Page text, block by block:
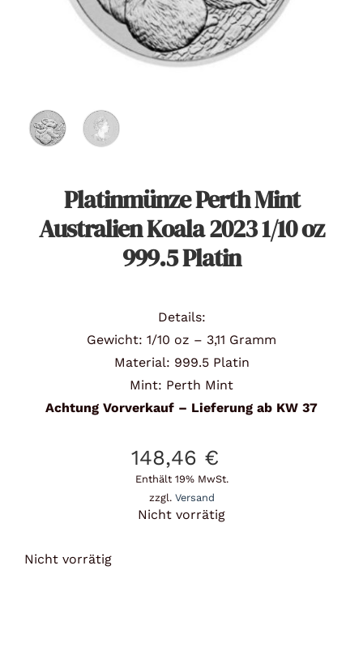
Kontakt
Platinmünze Perth Mint
Australien Koala 2023 1/10 oz
999.5 Platin
Details:
Gewicht: 1/10 oz – 3,11 Gramm
Material: 999.5 Platin
Mint: Perth Mint
Achtung Vorverkauf – Lieferung ab KW 37
148,46 €
Enthält 19% MwSt.
zzgl. Versand
Nicht vorrätig
Nicht vorrätig